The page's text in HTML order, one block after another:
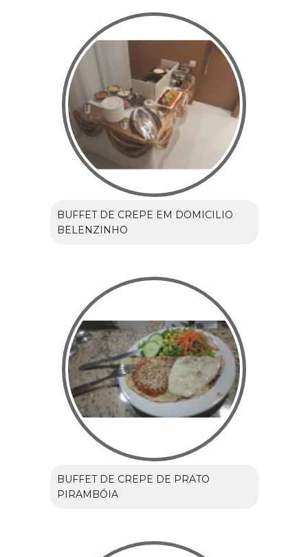
BUFFET DE CREPE EM DOMICILIO
BELENZINHO
BUFFET DE CREPE DE PRATO
PIRAMBÓIA